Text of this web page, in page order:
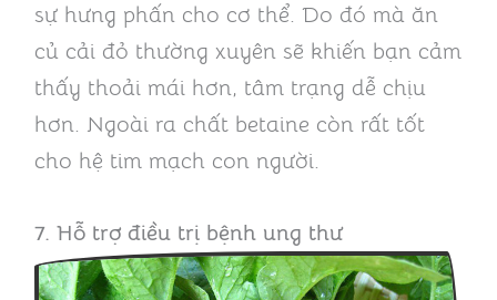
sự hưng phấn cho cơ thể. Do đó mà ăn
củ cải đỏ thường xuyên sẽ khiến bạn cảm
thấy thoải mái hơn, tâm trạng dễ chịu
hơn. Ngoài ra chất betaine còn rất tốt
cho hệ tim mạch con người.
7. Hỗ trợ điều trị bệnh ung thư